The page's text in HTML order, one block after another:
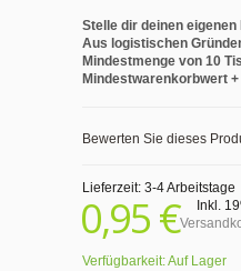
Stelle dir deinen
Aus logistischen
Mindestmenge von 10
Mindestwarenkorbwert
Bewerten Sie dieses
Lieferzeit: 3-4 Arbeitstage
0,95 € Inkl.
Verfügbarkeit:Auf Lager